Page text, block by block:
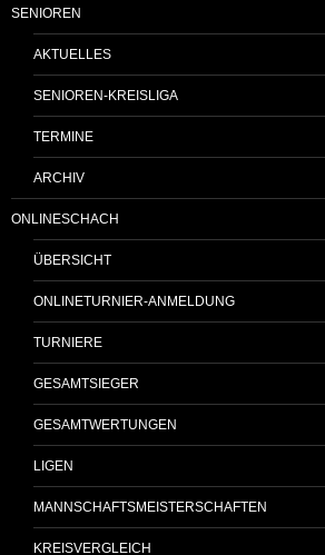
SENIOREN
AKTUELLES
SENIOREN-KREISLIGA
TERMINE
ARCHIV
ONLINESCHACH
ÜBERSICHT
ONLINETURNIER-ANMELDUNG
TURNIERE
GESAMTSIEGER
GESAMTWERTUNGEN
LIGEN
MANNSCHAFTSMEISTERSCHAFTEN
KREISVERGLEICH